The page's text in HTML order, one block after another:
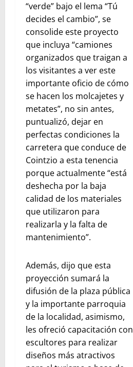
“verde” bajo el lema “Tú
decides el cambio”, se
consolide este proyecto
que incluya “camiones
organizados que traigan a
los visitantes a ver este
importante oficio de cómo
se hacen los molcajetes y
metates”, no sin antes,
puntualizó, dejar en
perfectas condiciones la
carretera que conduce de
Cointzio a esta tenencia
porque actualmente “está
deshecha por la baja
calidad de los materiales
que utilizaron para
realizarla y la falta de
mantenimiento”.
Además, dijo que esta
proyección sumará la
difusión de la plaza pública
y la importante parroquia
de la localidad, asimismo,
les ofreció capacitación con
escultores para realizar
diseños más atractivos